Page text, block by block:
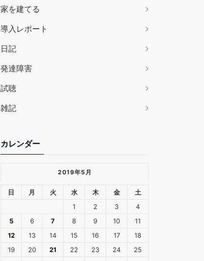
家を建てる
導入レポート
日記
発達障害
試聴
雑記
カレンダー
2019年5月
日 月 火 水 木 金
土
1
2 3
4
5
6 7 8 9 10
11
12
13 14 15 16 17
18
19
20 21 22 23 24
25